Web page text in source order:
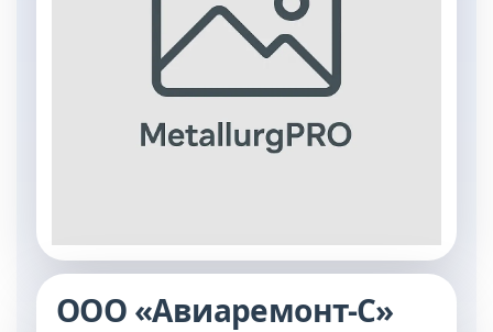
ООО «Авиаремонт-С»